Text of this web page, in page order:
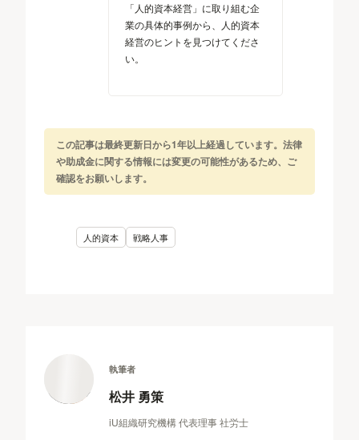
「人的資本経営」に取り組む企
業の具体的事例から、人的資本
経営のヒントを見つけてくださ
い。
この記事は最終更新日から1年以上経過しています。法律
や助成金に関する情報には変更の可能性があるため、ご
確認をお願いします。
人的資本 戦略人事
執筆者
松井 勇策
iU組織研究機構 代表理事 社労士